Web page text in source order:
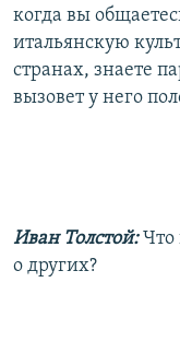
когда вы
итальянскую
странах, знаете
вызовет у него
Иван Толстой:Что
о других?